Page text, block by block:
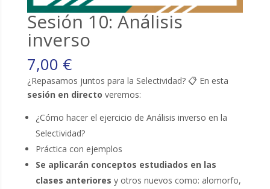
Sesión 10: Análisis
inverso
7,00 €
¿Repasamos juntos para la Selectividad? 📋 En esta
sesión en directo veremos:
¿Cómo hacer el ejercicio de Análisis inverso en la
Selectividad?
Práctica con ejemplos
Se aplicarán conceptos estudiados en las
clases anteriores y otros nuevos como: alomorfo,